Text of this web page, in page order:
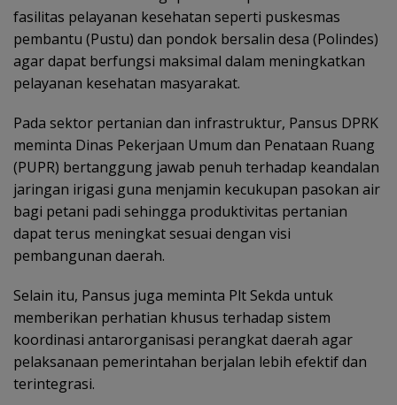
fasilitas pelayanan kesehatan seperti puskesmas
pembantu (Pustu) dan pondok bersalin desa (Polindes)
agar dapat berfungsi maksimal dalam meningkatkan
pelayanan kesehatan masyarakat.
Pada sektor pertanian dan infrastruktur, Pansus DPRK
meminta Dinas Pekerjaan Umum dan Penataan Ruang
(PUPR) bertanggung jawab penuh terhadap keandalan
jaringan irigasi guna menjamin kecukupan pasokan air
bagi petani padi sehingga produktivitas pertanian
dapat terus meningkat sesuai dengan visi
pembangunan daerah.
Selain itu, Pansus juga meminta Plt Sekda untuk
memberikan perhatian khusus terhadap sistem
koordinasi antarorganisasi perangkat daerah agar
pelaksanaan pemerintahan berjalan lebih efektif dan
terintegrasi.